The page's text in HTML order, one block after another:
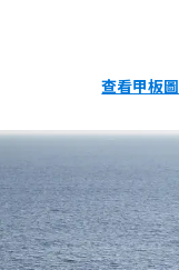
查看甲板圖